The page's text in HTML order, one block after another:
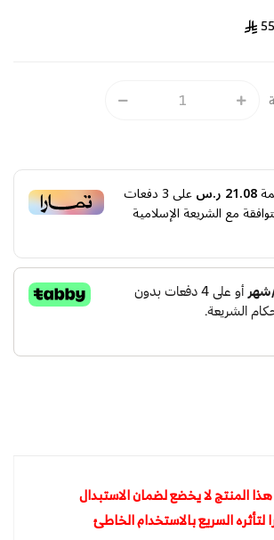
21.08 ر.س على3دفعات
مع الشريعة الإسلامية
المنتج لا يخضع لضمان الاستبدال
لتأثره السريع بالاستخدام الخاطئ